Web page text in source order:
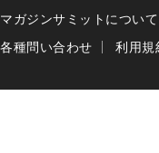
マガジンサミットについて
各種問い合わせ
利用規